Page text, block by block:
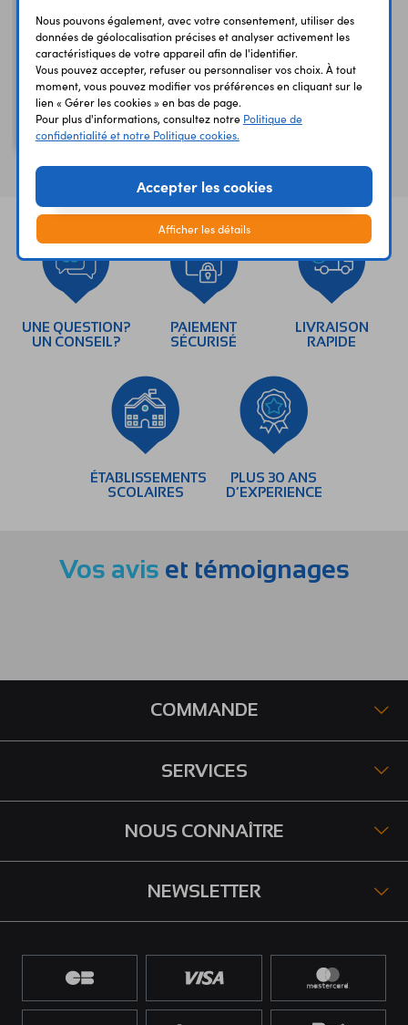
Afficheur 14 seg. blancs
4 caract. COM-21213
UNE QUESTION?
UN CONSEIL?
PAIEMENT
SÉCURISÉ
LIVRAISON
RAPIDE
ÉTABLISSEMENTS
SCOLAIRES
PLUS 30 ANS
D’EXPERIENCE
Vos avis et témoignages
COMMANDE
SERVICES
NOUS CONNAÎTRE
NEWSLETTER
Nous pouvons également, avec votre consentement, utiliser des
données de géolocalisation précises et analyser activement les
caractéristiques de votre appareil afin de l'identifier.
Vous pouvez accepter, refuser ou personnaliser vos choix. À tout
moment, vous pouvez modifier vos préférences en cliquant sur le
lien « Gérer les cookies » en bas de page.
Pour plus d'informations, consultez notre Politique de
confidentialité et notre Politique cookies.
Accepter les cookies
Afficher les détails